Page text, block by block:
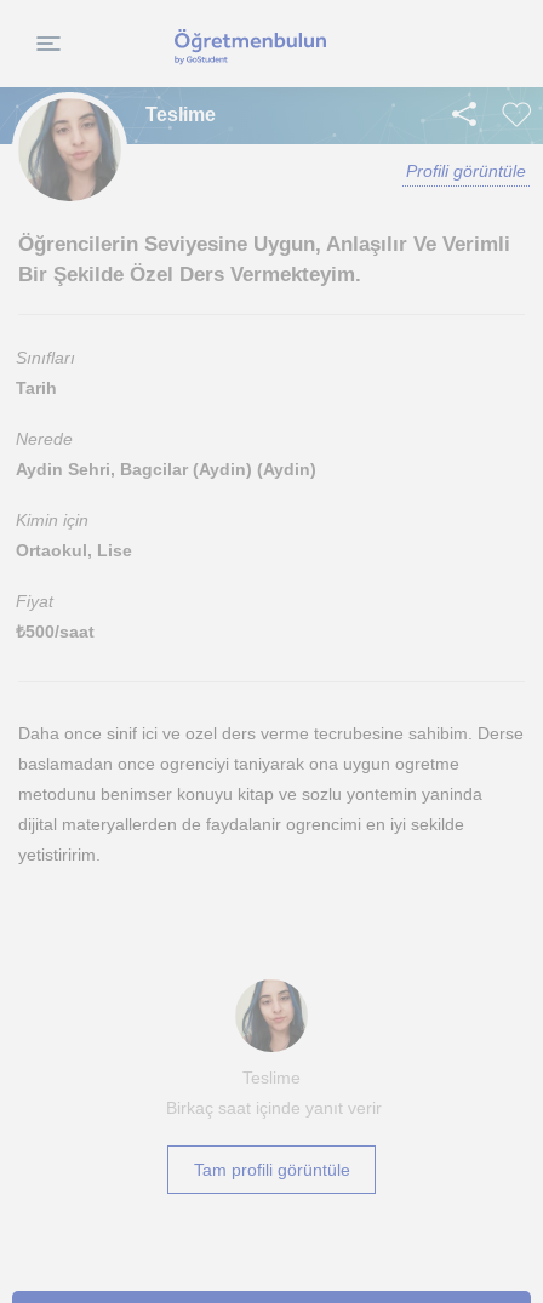
Teslime
Profili görüntüle
Öğrencilerin Seviyesine Uygun, Anlaşılır Ve Verimli
Bir Şekilde Özel Ders Vermekteyim.
Sınıfları
Tarih
Nerede
Aydin Sehri, Bagcilar (Aydin) (Aydin)
Kimin için
Ortaokul, Lise
Fiyat
₺500/saat
Daha once sinif ici ve ozel ders verme tecrubesine sahibim. Derse
baslamadan once ogrenciyi taniyarak ona uygun ogretme
metodunu benimser konuyu kitap ve sozlu yontemin yaninda
dijital materyallerden de faydalanir ogrencimi en iyi sekilde
yetistiririm.
Teslime
Birkaç saat içinde yanıt verir
Tam profili görüntüle